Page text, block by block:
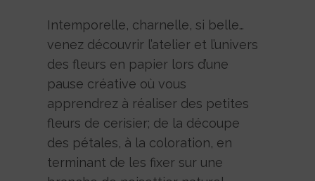
Intemporelle, charnelle, si belle…
venez découvrir l’atelier et l’univers
des fleurs en papier lors d’une
pause créative où vous
apprendrez à réaliser des petites
fleurs de cerisier; de la découpe
des pétales, à la coloration, en
terminant de les fixer sur une